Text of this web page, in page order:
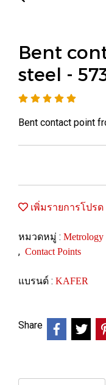
Bent
steel -
Bent contact point
เพิ่มรายการโปรด
หมวดหมู่ : Metrology
, Contact Points
แบรนด์ : KAFER
Share